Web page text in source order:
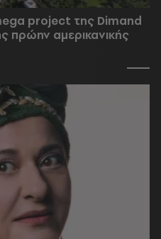
project της Dimand
πρώην αμερικανικής